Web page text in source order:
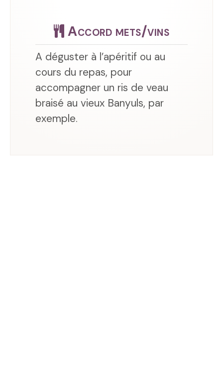
Accord mets/vins
A déguster à l’apéritif ou au
cours du repas, pour
accompagner un ris de veau
braisé au vieux Banyuls, par
exemple.